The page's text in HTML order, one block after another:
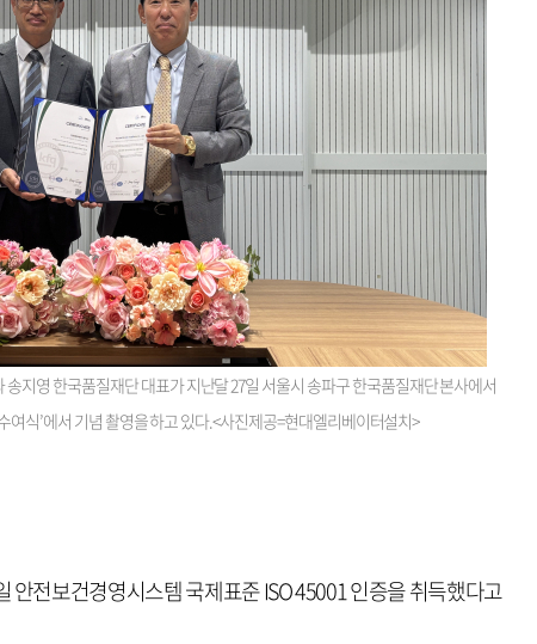
지영 한국품질재단 대표가 지난달 27일 서울시 송파구 한국품질재단 본사에서
여식’에서 기념 촬영을 하고 있다.<사진제공=현대엘리베이터설치>
안전보건경영시스템 국제표준 ISO 45001 인증을 취득했다고